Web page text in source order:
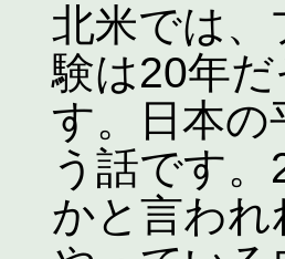
北米では、
験は20年
す。日本の
う話です
かと言わ